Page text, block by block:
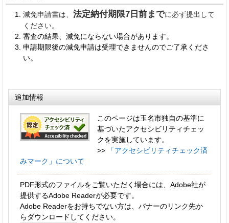
減免申請書は、 法定納付期限7日前までに必ず提出して
ください。
審査の結果、減免にならない場合があります。
申請期限後の減免申請は受理できませんのでご了承くださ
い。
追加情報
このページは玉名市独自の基準に
基づいたアクセシビリティチェッ
クを実施しています。
>>
「アクセシビリティチェック済
みマーク」について
PDF形式のファイルをご覧いただく場合には、Adobe社が
提供するAdobe Readerが必要です。
Adobe Readerをお持ちでない方は、バナーのリンク先か
らダウンロードしてください。